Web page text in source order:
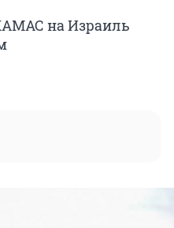
на Израиль